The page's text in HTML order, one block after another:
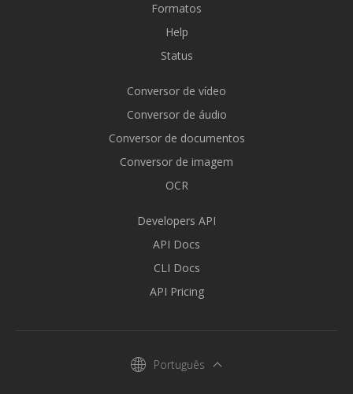
Formatos
Help
Status
Conversor de vídeo
Conversor de áudio
Conversor de documentos
Conversor de imagem
OCR
Developers API
API Docs
CLI Docs
API Pricing
Português